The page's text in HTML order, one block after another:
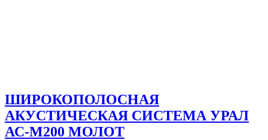
ШИРОКОПОЛОСНАЯ
АКУСТИЧЕСКАЯ СИСТЕМА УРАЛ
АС-М200 МОЛОТ